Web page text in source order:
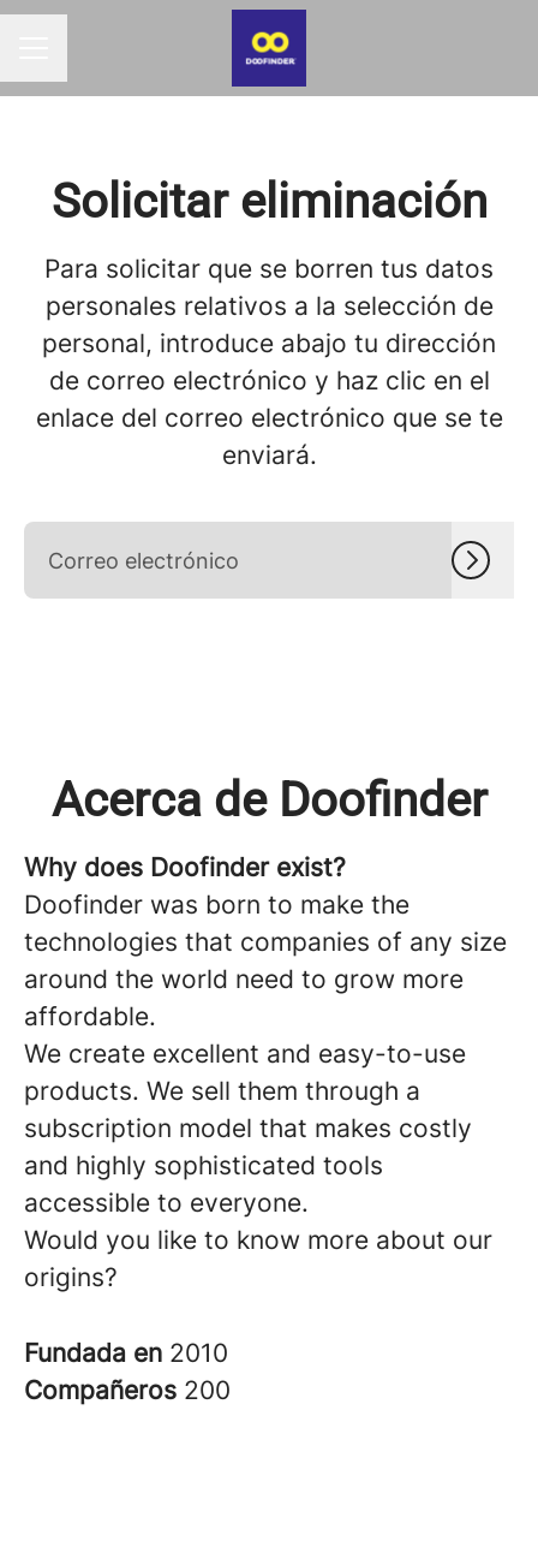
Solicitar eliminación
Para solicitar que se borren tus datos
personales relativos a la selección de
personal, introduce abajo tu dirección
de correo electrónico y haz clic en el
enlace del correo electrónico que se te
enviará.
Acerca de Doofinder
Why does Doofinder exist?
Doofinder was born to make the
technologies that companies of any size
around the world need to grow more
affordable.
We create excellent and easy-to-use
products. We sell them through a
subscription model that makes costly
and highly sophisticated tools
accessible to everyone.
Would you like to know more about our
origins?
Fundada en 2010
Compañeros 200